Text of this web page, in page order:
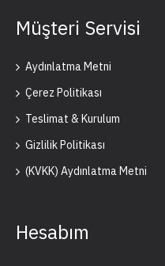
Müşteri Servisi
Aydınlatma Metni
Çerez Politikası
Teslimat & Kurulum
Gizlilik Politikası
(KVKK) Aydınlatma Metni
Hesabım